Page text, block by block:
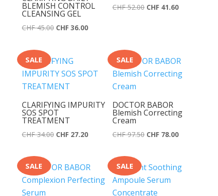
BLEMISH CONTROL
CLEANSING GEL
CHF45.00 Ursprünglicher
CHF 45.00
CHF36.00Aktueller
CHF 36.00.
CHF52.00 Ursprünglicher
CHF 41.60Aktueller
SALE
CLARIFYING IMPURITY
SOS SPOT
TREATMENT
CHF34.00 Ursprünglicher
CHF 34.00
CHF27.20Aktueller
CHF 27.20.
SALE
DOCTOR BABOR
Blemish Correcting
Cream
CHF97.50 Ursprünglicher
CHF 97.50
CHF 78.00Aktueller
CHF 78.00.
SALE SALE